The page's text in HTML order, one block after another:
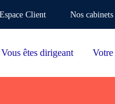
Espace Client Nos
Vous êtes dirigeant Votre